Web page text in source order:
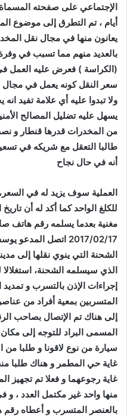
الإجتماعي على صفحته
أيام ، تم التطرق إلى موضوع
يعانون منها في مجال نقل
بالعديد منهم مما تسبب في
(الكراسة ) فعرض عليه العمل
سعر النقل كونه يعمل في مجال
ولا تبدوا عليه أي علامة تفيد
يسهل عليه تضليل المصالح
من المخدرات قدرها قنطار و
طالبا التعقل مع شريكه في
أنه في حال نجاح
للكلغ الواحد كما أكد له أن
مغنية بعدما يسلمه رقم هاتف
2017/02/17 اتصل
الشحنة التي ينوي نقلها إلى
الذي سيسلمه الشحنة،
إجراءات الإذن بالتسرب و
المتسربين بمعية أفراد من
إلى هناك تم الإتصال بصاحب
المسمى البراد للتوجه إلى
سيارة من نوع لاقونا و طلبا من
غاية حي المطمر و هناك طلبا
منها واحد غير مكتمل العدد ، و
بالعنصر المتسرب و أعطاه